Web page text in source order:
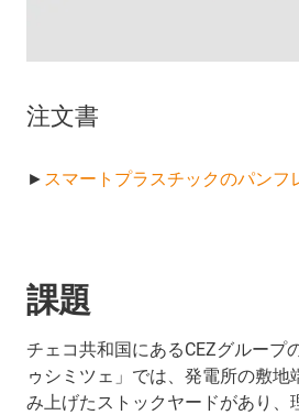
注文書
► スマートプラスチックのパンフ
課題
チェコ共和国にあるCEZグループ
ゥシミツェ」では、発電所の敷地
み上げたストックヤードがあり、